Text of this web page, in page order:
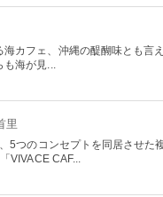
カフェ、沖縄の醍醐味とも言
も海が見...
里
5つのコンセプトを同居させた
VIVACE CAF...